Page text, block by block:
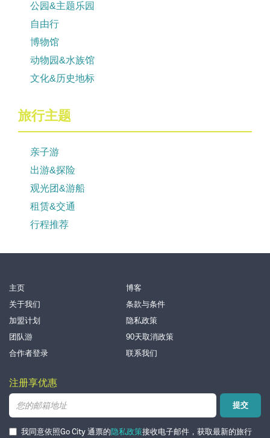
公园&主题乐园
自由行
博物馆
动物园&水族馆
文化&历史地标
旅行主题
亲子游
出游&探险
观光团&游船
租赁&交通
行程推荐
Footer
主页
博客
关于我们
条款与条件
加盟计划
隐私政策
团队游
90天取消政策
合作者登录
联系我们
注册享优惠
提交
我同意依照Go City 通票的 隐私政策接收电子邮件，获取最新的旅行